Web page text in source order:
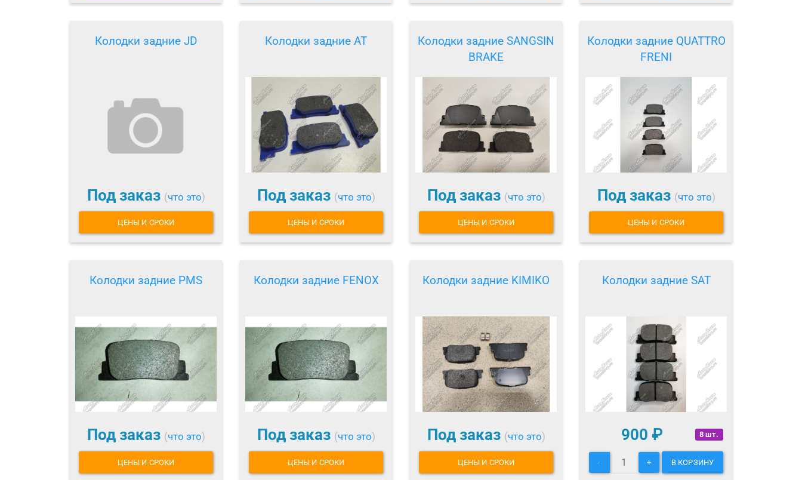
Колодки задние JD
Под заказ (что это)
ЦЕНЫ И СРОКИ
Колодки задние AT
Под заказ (что это)
ЦЕНЫ И СРОКИ
Колодки задние SANGSIN
BRAKE
Под заказ (что это)
ЦЕНЫ И СРОКИ
Колодки задние QUATTRO
FRENI
Под заказ (что это)
ЦЕНЫ И СРОКИ
Колодки задние PMS
Под заказ (что это)
ЦЕНЫ И СРОКИ
Колодки задние FENOX
Под заказ (что это)
ЦЕНЫ И СРОКИ
Колодки задние KIMIKO
Под заказ (что это)
ЦЕНЫ И СРОКИ
Колодки задние SAT
8 шт.
900 ₽
- + В КОРЗИНУ